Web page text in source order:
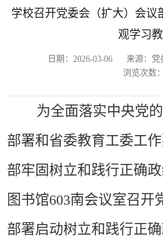
学校召开党委会（扩大）会
观学习
日期：2026-03-06 来源：党
浏览次数：
为全面落实中央党
部署和省委教育工委工
部牢固树立和践行正确政
图书馆603南会议室召开
部署启动树立和践行正